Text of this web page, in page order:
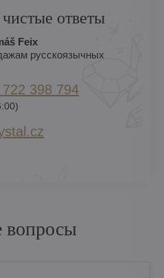
ответы
Feix
русскоязычных
398 794​
вопросы